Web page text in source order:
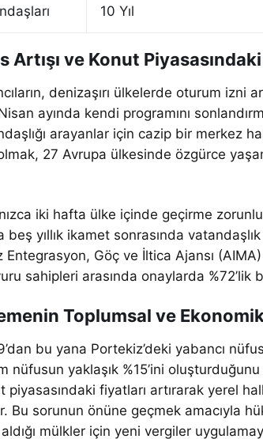
10 Yıl
Artışı ve Konut
denizaşırı ülkelerde oturum izni
ayında kendi programını
arayanlar için cazip bir merkez
27 Avrupa ülkesinde özgürce
iki hafta ülke içinde geçirme
beş yıllık ikamet sonrasında
Entegrasyon, Göç ve İltica Ajansı
sahipleri arasında onaylarda %72’lik
Toplumsal ve
bu yana Portekiz’deki yabancı
nüfusun yaklaşık %15’ini
piyasasındaki fiyatları artırarak yerel
Bu sorunun önüne geçmek amacıyla
aldığı mülkler için yeni vergiler